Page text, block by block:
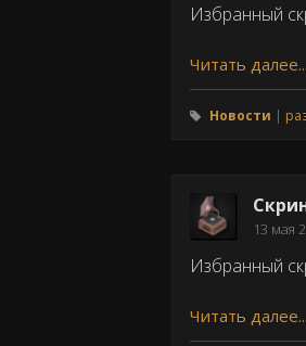
Избранный
Читать далее...
Новости
Дата
13 мая
Избранный
Читать далее...